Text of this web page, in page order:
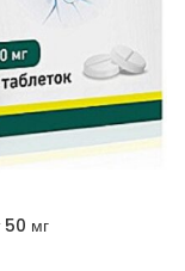
50 мг